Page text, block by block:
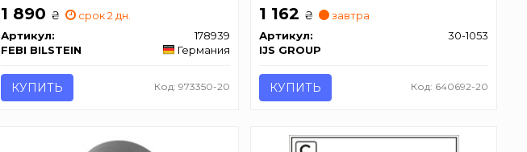
1 890 ₴
срок 2 дн.
Артикул:
178939
FEBI BILSTEIN
Германия
КУПИТЬ Код: 973350-20
1 162 ₴
завтра
Артикул:
30-1053
IJS GROUP
КУПИТЬ Код: 640692-20